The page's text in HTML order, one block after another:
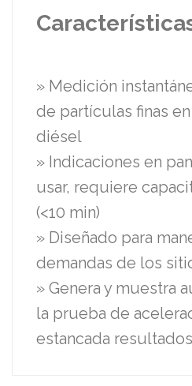
» Medición
de partículas finas
diésel
» Indicaciones en
usar, requiere
(<10 min)
» Diseñado para
demandas de los
» Genera y muestra
la prueba de
estancada resultados